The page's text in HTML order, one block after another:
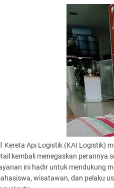
Kereta Api Logistik (KAI Logistik)
kembali menegaskan perannya
ini hadir untuk mendukung
wisatawan, dan pelaku